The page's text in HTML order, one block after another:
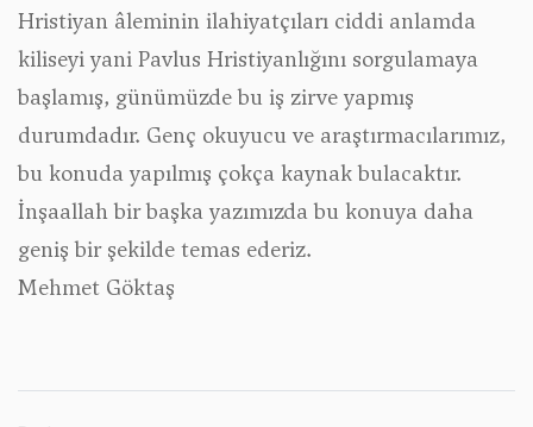
Hristiyan âleminin ilahiyatçıları ciddi anlamda
kiliseyi yani Pavlus Hristiyanlığını sorgulamaya
başlamış, günümüzde bu iş zirve yapmış
durumdadır. Genç okuyucu ve araştırmacılarımız,
bu konuda yapılmış çokça kaynak bulacaktır.
İnşaallah bir başka yazımızda bu konuya daha
geniş bir şekilde temas ederiz.
Mehmet Göktaş